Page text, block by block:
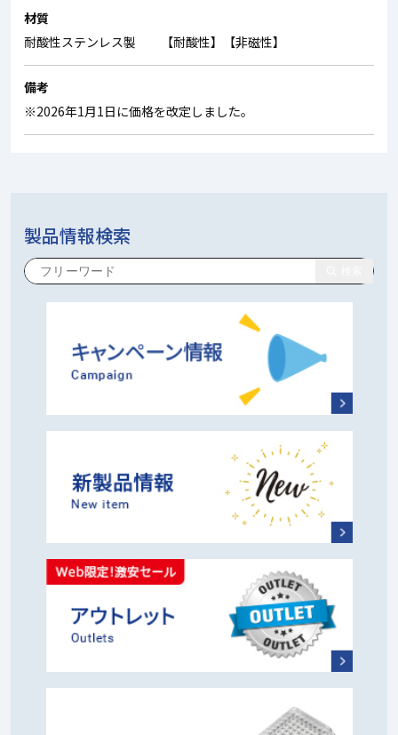
材質
耐酸性ステンレス製 【耐酸性】【非磁性】
備考
※2026年1月1日に価格を改定しました。
製品情報検索